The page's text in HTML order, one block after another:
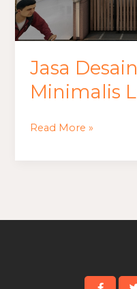
Jasa
Minimalis
Read More »